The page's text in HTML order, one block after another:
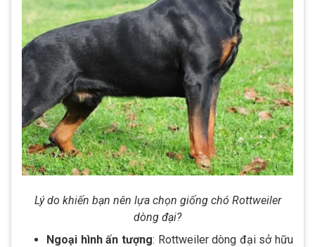
Lý do khiến bạn nên lựa chọn giống chó Rottweiler
dòng đại?
Ngoại hình ấn tượng: Rottweiler dòng đại sở hữu